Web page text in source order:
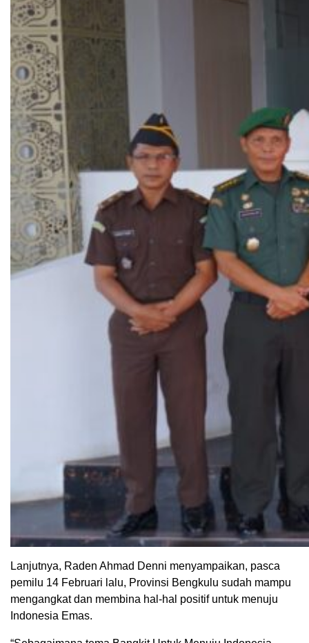
Lanjutnya, Raden Ahmad Denni menyampaikan, pasca
pemilu 14 Februari lalu, Provinsi Bengkulu sudah mampu
mengangkat dan membina hal-hal positif untuk menuju
Indonesia Emas.